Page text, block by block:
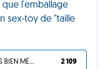
que l'emballage
sex-toy de "taille
TU L'AS BIEN MÉRITÉ 2 109